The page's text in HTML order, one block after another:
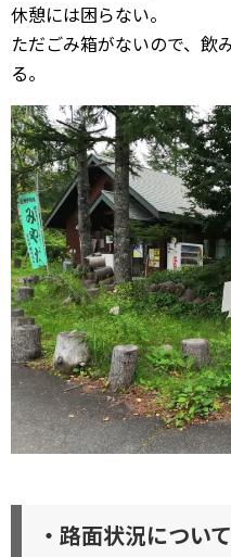
休憩には困らない。
ただごみ箱がないので、飲
る。
・路面状況について